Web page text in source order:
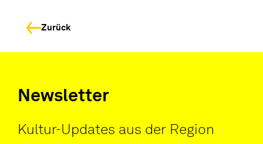
Zurück
Newsletter
Kultur-Updates aus der Region